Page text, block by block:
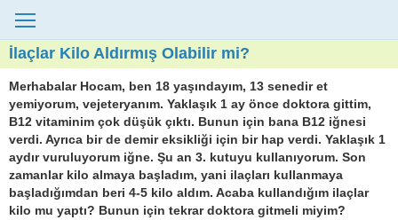
İlaçlar Kilo Aldırmış Olabilir mi?
Merhabalar Hocam, ben 18 yaşındayım, 13 senedir et
yemiyorum, vejeteryanım. Yaklaşık 1 ay önce doktora gittim,
B12 vitaminim çok düşük çıktı. Bunun için bana B12 iğnesi
verdi. Ayrıca bir de demir eksikliği için bir hap verdi. Yaklaşık 1
aydır vuruluyorum iğne. Şu an 3. kutuyu kullanıyorum. Son
zamanlar kilo almaya başladım, yani ilaçları kullanmaya
başladığımdan beri 4-5 kilo aldım. Acaba kullandığım ilaçlar
kilo mu yaptı? Bunun için tekrar doktora gitmeli miyim?